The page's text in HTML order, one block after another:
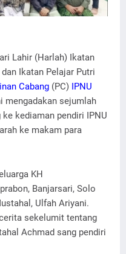
Lahir (Harlah) Ikatan
Ikatan Pelajar Putri
Cabang (PC) IPNU
mengadakan sejumlah
kediaman pendiri IPNU
ke makam para
KH
Banjarsari, Solo
Ulfah Ariyani.
sekelumit tentang
Achmad sang pendiri